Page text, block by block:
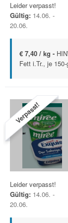
Leider verpasst!
Gültig: 14.06. -
20.06.
€ 7,40 / kg -
Fett i.Tr., je
Verpasst!
Leider verpasst!
Gültig: 14.06. -
20.06.